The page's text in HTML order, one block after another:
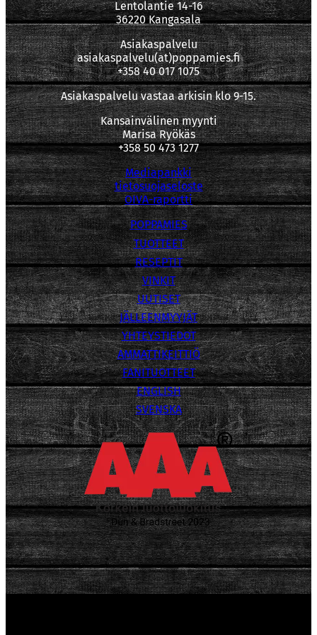
Lentolantie 14-16
36220 Kangasala
Asiakaspalvelu
asiakaspalvelu(at)poppamies.fi
+358 40 017 1075
Asiakaspalvelu vastaa arkisin klo 9-15.
Kansainvälinen myynti
Marisa Ryökäs
+358 50 473 1277
Mediapankki
tietosuojaseloste
OIVA-raportti
POPPAMIES
TUOTTEET
RESEPTIT
VINKIT
UUTISET
JÄLLEENMYYJÄT
YHTEYSTIEDOT
AMMATTIKEITTIÖ
FANITUOTTEET
ENGLISH
SVENSKA